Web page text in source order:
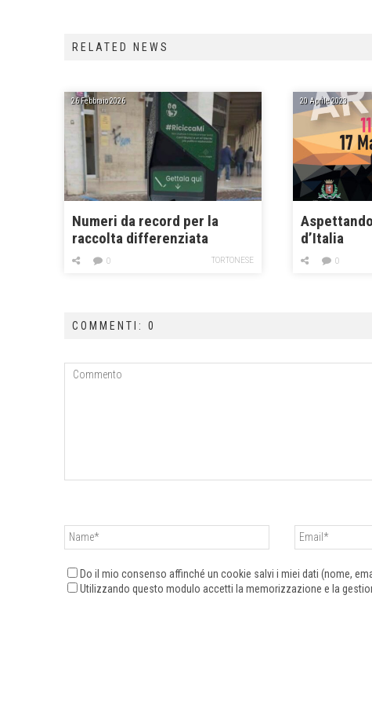
RELATED NEWS
26 Febbraio 2026
Numeri da record per la
raccolta differenziata
TORTONESE
0
20 Aprile 2023
d’Italia
0
COMMENTI: 0
Do il mio consenso affinché un cookie salvi i miei dati (nome,
Utilizzando questo modulo accetti la memorizzazione e la